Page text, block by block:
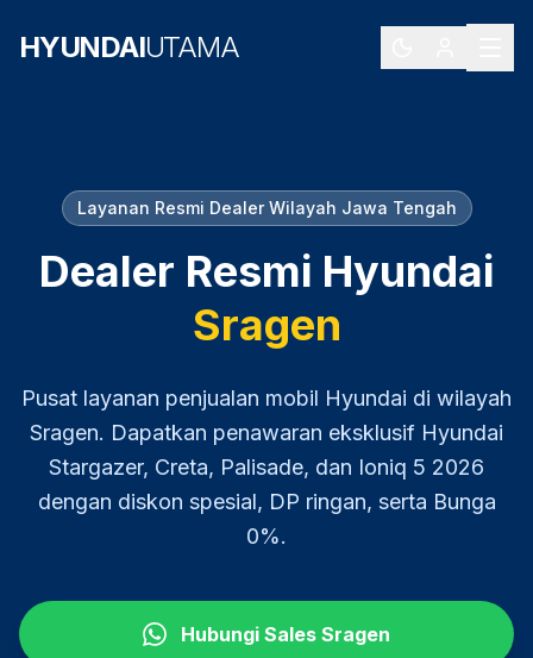
HYUNDAIUTAMA
Layanan Resmi Dealer Wilayah Jawa Tengah
Dealer Resmi Hyundai
Sragen
Pusat layanan penjualan mobil Hyundai di wilayah
Sragen. Dapatkan penawaran eksklusif Hyundai
Stargazer, Creta, Palisade, dan Ioniq 5 2026
dengan diskon spesial, DP ringan, serta Bunga
0%.
Hubungi Sales Sragen